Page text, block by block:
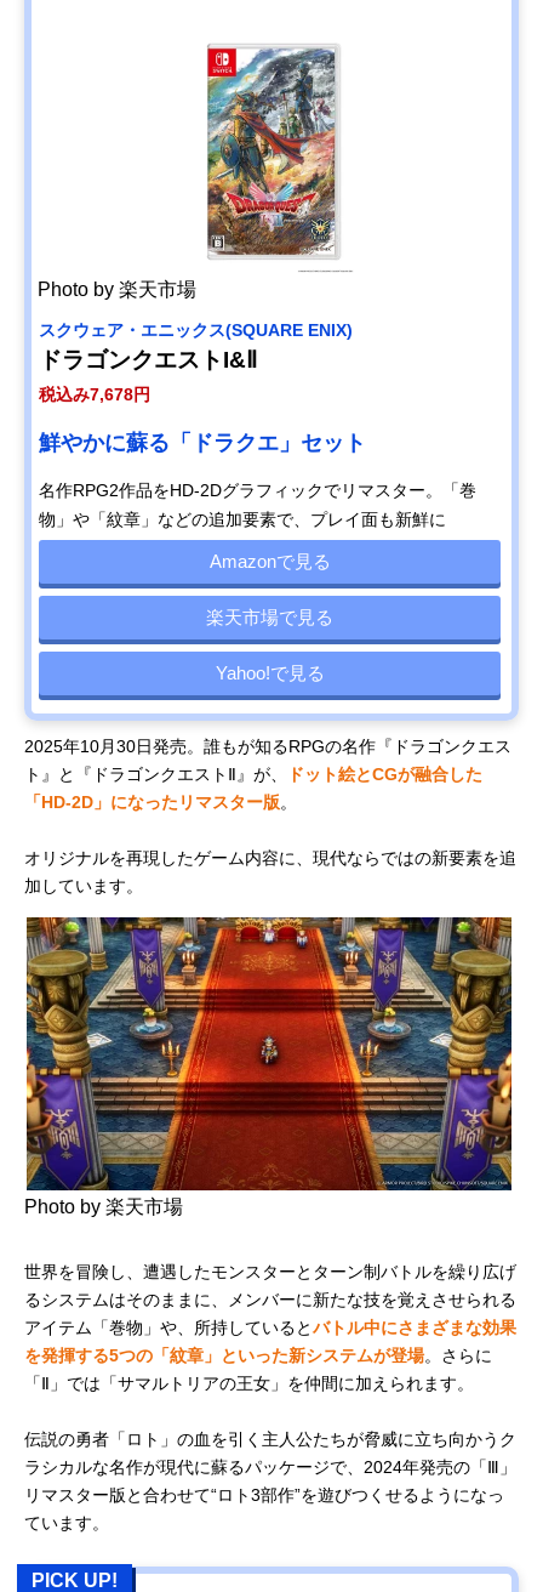
Photo by 楽天市場
スクウェア・エニックス(SQUARE ENIX)
ドラゴンクエストI&Ⅱ
税込み7,678円
鮮やかに蘇る「ドラクエ」セット
名作RPG2作品をHD-2Dグラフィックでリマスター。「巻
物」や「紋章」などの追加要素で、プレイ面も新鮮に
Amazonで見る
楽天市場で見る
Yahoo!で見る
2025年10月30日発売。誰もが知るRPGの名作『ドラゴンクエス
ト』と『ドラゴンクエストⅡ』が、
ドット絵とCGが融合した
「HD-2D」になったリマスター版。
オリジナルを再現したゲーム内容に、現代ならではの新要素を追
加しています。
Photo by 楽天市場
世界を冒険し、遭遇したモンスターとターン制バトルを繰り広げ
るシステムはそのままに、メンバーに新たな技を覚えさせられる
アイテム「巻物」や、所持しているとバトル中にさまざまな効果
を発揮する5つの「紋章」といった新システムが登場。さらに
「Ⅱ」では「サマルトリアの王女」を仲間に加えられます。
伝説の勇者「ロト」の血を引く主人公たちが脅威に立ち向かうク
ラシカルな名作が現代に蘇るパッケージで、2024年発売の「Ⅲ」
リマスター版と合わせて“ロト3部作”を遊びつくせるようになっ
ています。
PICK UP!